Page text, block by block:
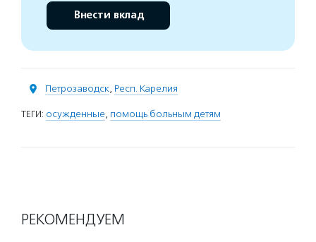
Внести вклад
Петрозаводск, Респ. Карелия
ТЕГИ: осужденные, помощь больным детям
РЕКОМЕНДУЕМ